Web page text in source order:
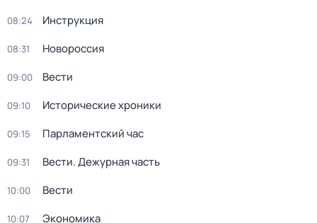
08:24 Инструкция
08:31 Новороссия
09:00 Вести
09:10 Исторические хроники
09:15 Парламентский час
09:31 Вести. Дежурная часть
10:00 Вести
10:07 Экономика